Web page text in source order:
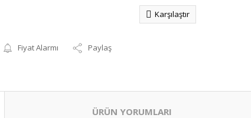
Fiyat Alarmı Paylaş
Karşılaştır
ÜRÜN YORUMLARI